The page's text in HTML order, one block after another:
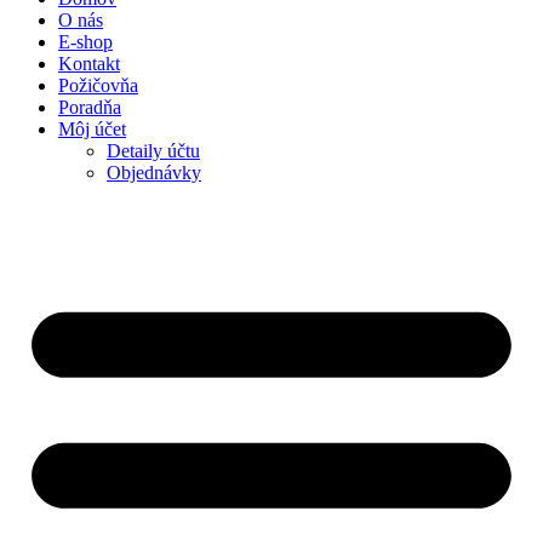
O nás
E-shop
Kontakt
Požičovňa
Poradňa
Môj účet
Detaily účtu
Objednávky